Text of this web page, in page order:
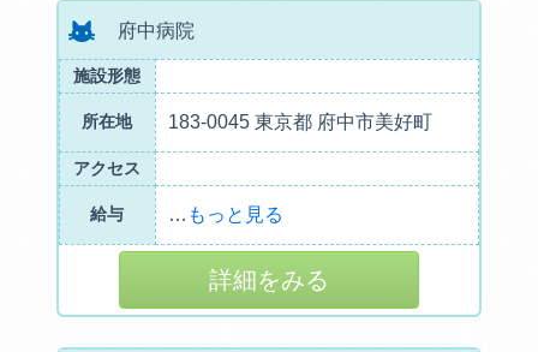
府中病院
施設形態
所在地 183-0045 東京都 府中市美好町
アクセス
給与 … もっと見る
詳細をみる